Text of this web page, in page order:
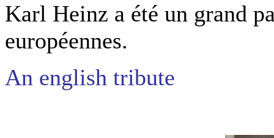
Karl Heinz a été un grand
européennes.
An english tribute